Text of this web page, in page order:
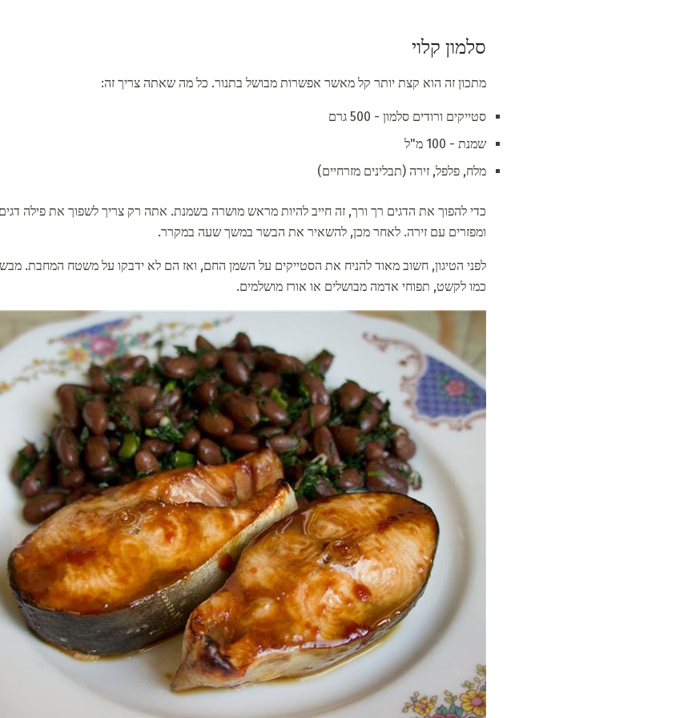
סלמון קלוי
מתכון זה הוא קצת יותר קל מאשר אפשרות מבושל בתנור. כל מה שאתה צריך זה:
סטייקים ורודים סלמון - 500 גרם
שמנת - 100 מ"ל
מלח, פלפל, זירה (תבלינים מזרחיים)
ומפזרים עם זירה. לאחר מכן, להשאיר את הבשר במשך שעה במקרר.
כמו לקשט, תפוחי אדמה מבושלים או אורז מושלמים.